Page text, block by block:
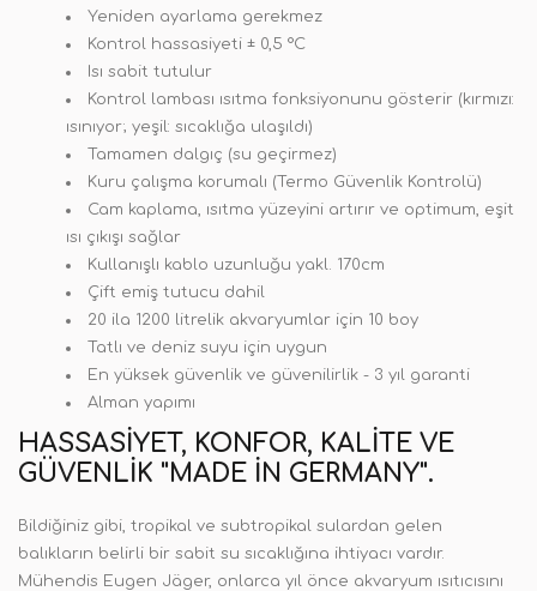
Yeniden ayarlama gerekmez
Kontrol hassasiyeti ± 0,5 °C
Isı sabit tutulur
Kontrol lambası ısıtma fonksiyonunu gösterir (kırmızı:
ısınıyor; yeşil: sıcaklığa ulaşıldı)
Tamamen dalgıç (su geçirmez)
Kuru çalışma korumalı (Termo Güvenlik Kontrolü)
Cam kaplama, ısıtma yüzeyini artırır ve optimum, eşit
ısı çıkışı sağlar
Kullanışlı kablo uzunluğu yakl. 170cm
Çift emiş tutucu dahil
20 ila 1200 litrelik akvaryumlar için 10 boy
Tatlı ve deniz suyu için uygun
En yüksek güvenlik ve güvenilirlik - 3 yıl garanti
Alman yapımı
HASSASIYET, KONFOR, KALITE VE
GÜVENLIK "MADE IN GERMANY".
Bildiğiniz gibi, tropikal ve subtropikal sulardan gelen
balıkların belirli bir sabit su sıcaklığına ihtiyacı vardır.
Mühendis Eugen Jäger, onlarca yıl önce akvaryum ısıtıcısını